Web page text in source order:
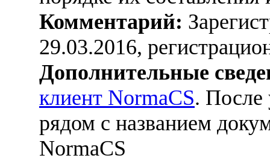
Комментарий:
29.03.2016,
Дополнительные
клиент NormaCS. После
рядом с названием
NormaCS